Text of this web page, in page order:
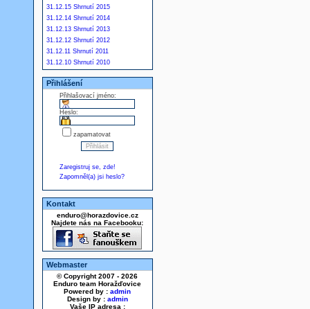
31.12.15 Shrnutí 2015
31.12.14 Shrnutí 2014
31.12.13 Shrnutí 2013
31.12.12 Shrnutí 2012
31.12.11 Shrnutí 2011
31.12.10 Shrnutí 2010
Přihlášení
Přihlašovací jméno:
Heslo:
zapamatovat
Zaregistruj se, zde!
Zapomněl(a) jsi heslo?
Kontakt
enduro@horazdovice.cz
Najdete nás na Facebooku:
Webmaster
© Copyright 2007 - 2026
Enduro team Horažďovice
Powered by : admin
Design by : admin
Vaše IP adresa :